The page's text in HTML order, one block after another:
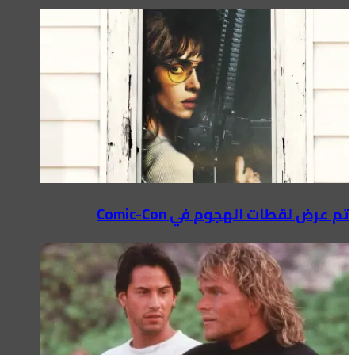
تم عرض لقطات الهجوم في Comic-Con